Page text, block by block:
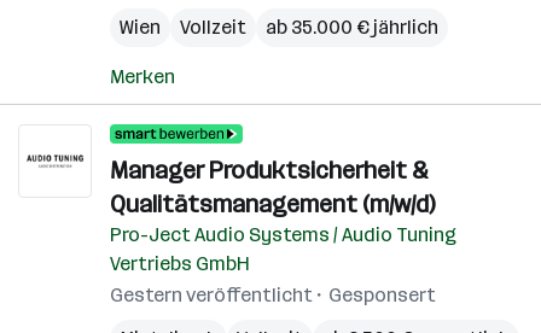
Wien
Vollzeit ab 35.000 € jährlich
Merken
Manager Produktsicherheit &
Qualitätsmanagement (m/w/d)
Pro-Ject Audio Systems / Audio Tuning
Vertriebs GmbH
Gestern veröffentlicht
Gesponsert